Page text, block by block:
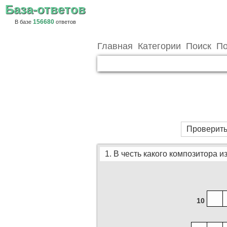
База-ответов
В базе 156680 ответов
Главная Категории Поиск
1. В честь какого композитора
10